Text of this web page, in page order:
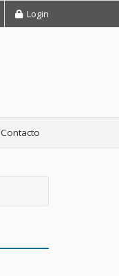
Login
Contacto